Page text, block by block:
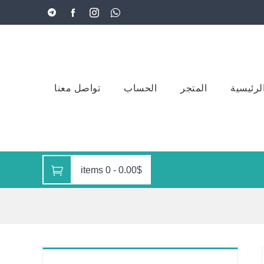
المتجر الحساب تواصل معنا
0.00$
-
0 items